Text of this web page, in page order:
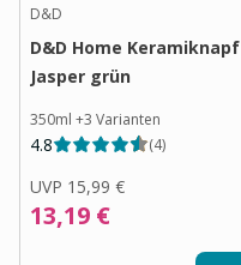
D&D
D&D Home Keramiknapf
Jasper grün
350ml +3 Varianten
4.8 (4)
UVP 15,99 €
13,19 €